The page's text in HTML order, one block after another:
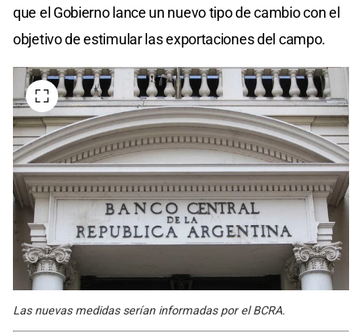
que el Gobierno lance un nuevo tipo de cambio con el
objetivo de estimular las exportaciones del campo.
Las nuevas medidas serían informadas por el BCRA.